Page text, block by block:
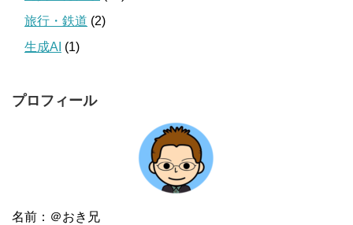
旅行・鉄道 (2)
生成AI (1)
プロフィール
名前：＠おき兄